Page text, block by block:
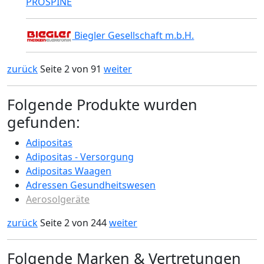
Biegler Gesellschaft m.b.H.
zurückSeite 2 von 91 weiter
Folgende Produkte wurden
gefunden:
Adipositas
Adipositas - Versorgung
Adipositas Waagen
Adressen Gesundheitswesen
Aerosolgeräte
zurückSeite 2 von 244weiter
Folgende Marken & Vertretungen